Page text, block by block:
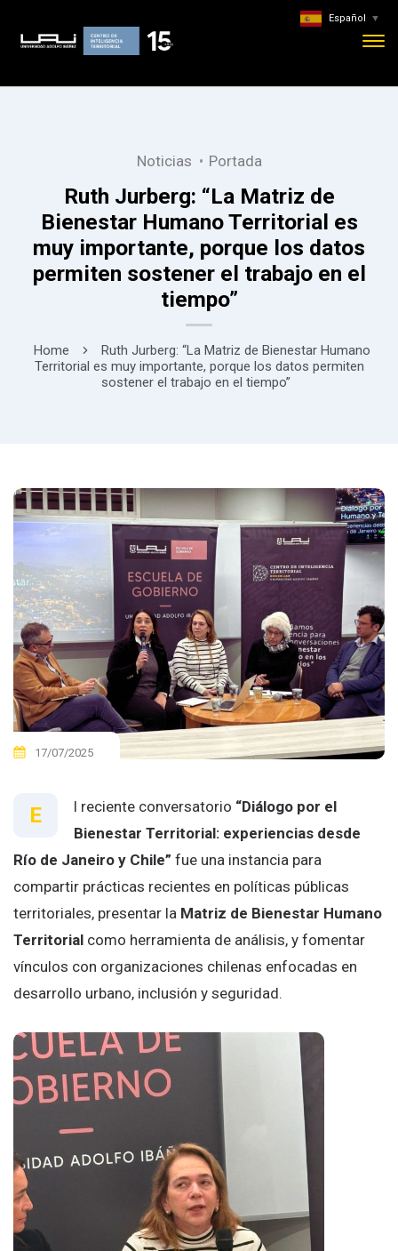
Noticias Portada
Ruth Jurberg: “La Matriz de
Bienestar Humano Territorial es
muy importante, porque los datos
permiten sostener el trabajo en el
tiempo”
Home
Ruth Jurberg: “La Matriz de Bienestar Humano
Territorial es muy importante, porque los datos permiten
sostener el trabajo en el tiempo”
17/07/2025
E l reciente conversatorio “Diálogo por el
Bienestar Territorial: experiencias desde
Río de Janeiro y Chile” fue una instancia para
compartir prácticas recientes en políticas públicas
territoriales, presentar la Matriz de Bienestar Humano
Territorial como herramienta de análisis, y fomentar
vínculos con organizaciones chilenas enfocadas en
desarrollo urbano, inclusión y seguridad.
Español ▼